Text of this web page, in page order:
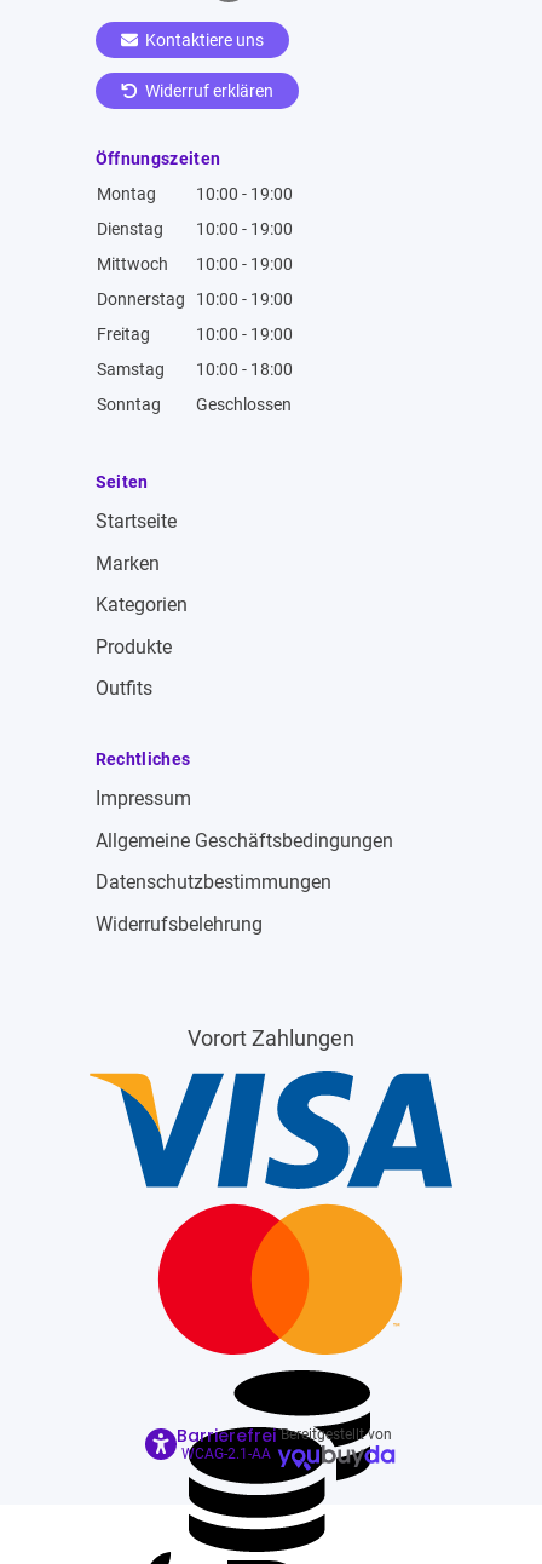
Kontaktiere uns
Widerruf erklären
Öffnungszeiten
Montag
10:00 - 19:00
Dienstag
10:00 - 19:00
Mittwoch
10:00 - 19:00
Donnerstag
10:00 - 19:00
Freitag
10:00 - 19:00
Samstag
10:00 - 18:00
Sonntag
Geschlossen
Seiten
Startseite
Marken
Kategorien
Produkte
Outfits
Rechtliches
Impressum
Allgemeine Geschäftsbedingungen
Datenschutzbestimmungen
Widerrufsbelehrung
Vorort Zahlungen
Barrierefrei
WCAG-2.1-AA
Bereitgestellt von